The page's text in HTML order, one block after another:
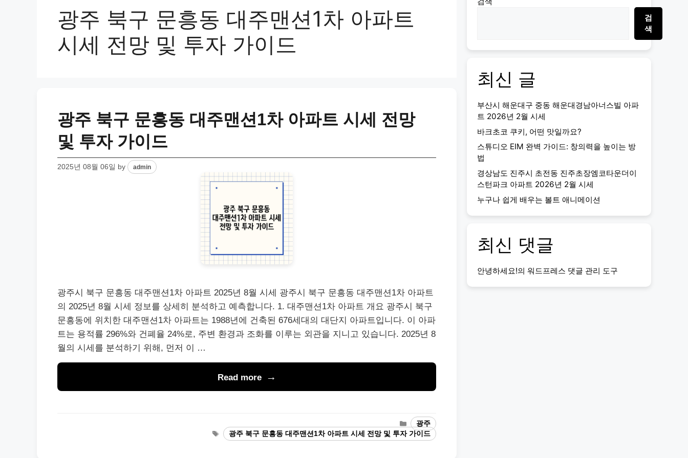
광주 북구 문흥동 대주맨션1차 아파트
시세 전망 및 투자 가이드
광주 북구 문흥동 대주맨션1차 아파트 시세 전망
및 투자 가이드
2025년 08월 06일 by admin
광주시 북구 문흥동 대주맨션1차 아파트 2025년 8월 시세 광주시 북구 문흥동 대주맨션1차 아파트
의 2025년 8월 시세 정보를 상세히 분석하고 예측합니다. 1. 대주맨션1차 아파트 개요 광주시 북구
문흥동에 위치한 대주맨션1차 아파트는 1988년에 건축된 676세대의 대단지 아파트입니다. 이 아파
트는 용적률 296%와 건폐율 24%로, 주변 환경과 조화를 이루는 외관을 지니고 있습니다. 2025년 8
월의 시세를 분석하기 위해, 먼저 이 …
Read more
Categories
광주
Tags광주 북구 문흥동 대주맨션1차 아파트 시세 전망 및 투자 가이드
검
색
최신 글
부산시 해운대구 중동 해운대경남아너스빌 아파
트 2026년 2월 시세
바크초코 쿠키, 어떤 맛일까요?
스튜디오 EIM 완벽 가이드: 창의력을 높이는 방
법
경상남도 진주시 초전동 진주초장엠코타운더이
스턴파크 아파트 2026년 2월 시세
누구나 쉽게 배우는 볼트 애니메이션
최신 댓글
안녕하세요!의 워드프레스 댓글 관리 도구